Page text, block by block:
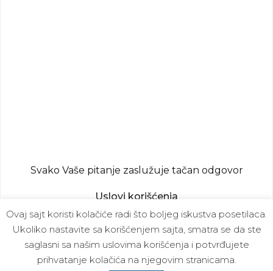
Svako Vaše pitanje zaslužuje tačan odgovor
Uslovi korišćenja
Politika privatnosti
© Public Aktiv 2026. Sva prava zadržana.
Ovaj sajt koristi kolačiće radi što boljeg iskustva posetilaca.
Ukoliko nastavite sa korišćenjem sajta, smatra se da ste
saglasni sa našim uslovima korišćenja i potvrđujete
prihvatanje kolačića na njegovim stranicama.